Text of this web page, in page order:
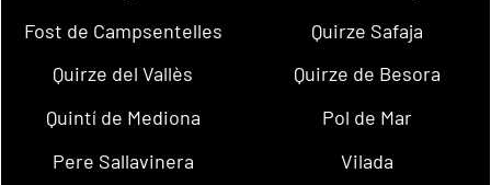
Fost de Campsentelles
Quirze Safaja
Quirze del Vallès
Quirze de Besora
Quintí de Mediona
Pol de Mar
Pere Sallavinera
Vilada